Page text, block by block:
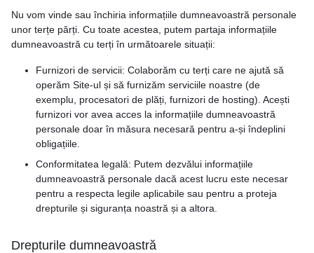
Nu vom vinde sau închiria informațiile dumneavoastră personale
unor terțe părți. Cu toate acestea, putem partaja informațiile
dumneavoastră cu terți în următoarele situații:
Furnizori de servicii: Colaborăm cu terți care ne ajută să
operăm Site-ul și să furnizăm serviciile noastre (de
exemplu, procesatori de plăți, furnizori de hosting). Acești
furnizori vor avea acces la informațiile dumneavoastră
personale doar în măsura necesară pentru a-și îndeplini
obligațiile.
Conformitatea legală: Putem dezvălui informațiile
dumneavoastră personale dacă acest lucru este necesar
pentru a respecta legile aplicabile sau pentru a proteja
drepturile și siguranța noastră și a altora.
Drepturile dumneavoastră